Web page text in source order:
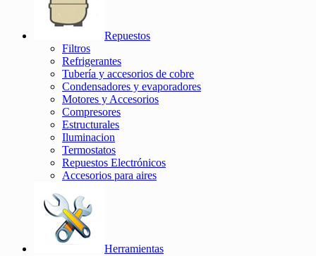
Repuestos
Filtros
Refrigerantes
Tubería y accesorios de cobre
Condensadores y evaporadores
Motores y Accesorios
Compresores
Estructurales
Iluminacion
Termostatos
Repuestos Electrónicos
Accesorios para aires
Herramientas